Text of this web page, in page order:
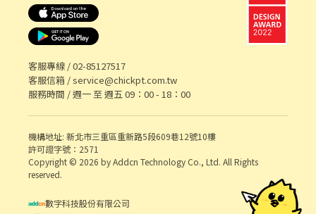
客服專線 /02-85127517
客服信箱 /service@chickpt.com.tw
服務時間 / 週一 至 週五 09：00 - 18：00
機構地址: 新北市三重區重新路5段609巷12號10樓
許可證字號：2571
Copyright © 2026 by Addcn Technology Co., Ltd. All Rights
reserved.
數字科技股份有限公司